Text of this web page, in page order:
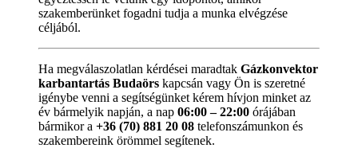
szakemberünket fogadni tudja a munka elvégzése
céljából.
Ha megválaszolatlan kérdései maradtak Gázkonvektor
karbantartás Budaörs kapcsán vagy Ön is szeretné
igénybe venni a segítségünket kérem hívjon minket az
év bármelyik napján, a nap 06:00 – 22:00 órájában
bármikor a +36 (70) 881 20 08 telefonszámunkon és
szakembereink örömmel segítenek.